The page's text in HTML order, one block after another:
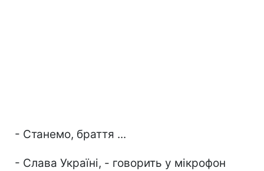
- Станемо, браття ...
- Слава Україні, - говорить у мікрофон